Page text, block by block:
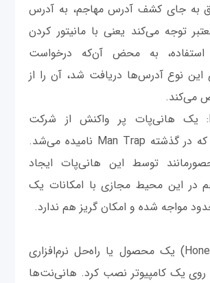
به جای کشف آدرس مهاجم، به آدرس
توجه می‌کند یعنی با مانیتور کردن
استفاده، به محض آن‌که درخواست
این نوع آدرس‌ها دریافت شد، آن را از
می‌کند.
Decoy server: یک هانی‌پات پر واکنش از شرکت
سیمانتک است که در گذشته Man Trap نامیده می‌شد.
توسط این هانی‌پات ایجاد
در این محیط مجازی با امکانات یک
مواجه شده و امکان گریز هم ندارد.
هانی‌‌نت (Honeynet) یک محصول یا راه‌حل نرم‌افزاری
روی یک کامپیوتر نصب کرد. هانی‌نت‌ها